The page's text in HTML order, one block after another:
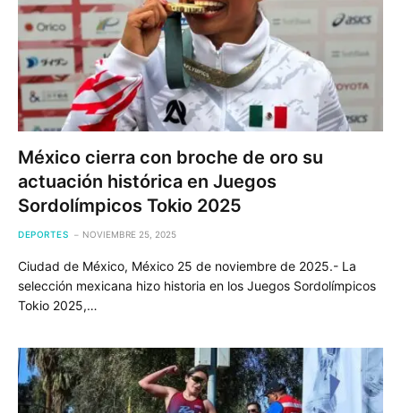
México cierra con broche de oro su
actuación histórica en Juegos
Sordolímpicos Tokio 2025
DEPORTES NOVIEMBRE 25, 2025
Ciudad de México, México 25 de noviembre de 2025.- La
selección mexicana hizo historia en los Juegos Sordolímpicos
Tokio 2025,…